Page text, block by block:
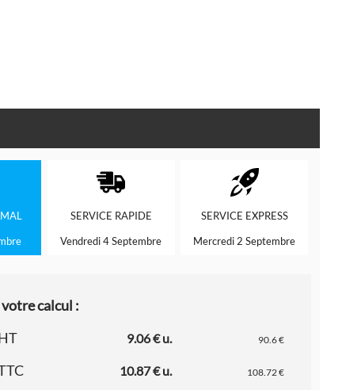
SERVICE RAPIDE
Vendredi 4 Septembre
SERVICE EXPRESS
Mercredi 2 Septembre
calcul :
9.06 € u. 90.6 €
10.87 € u. 108.72 €